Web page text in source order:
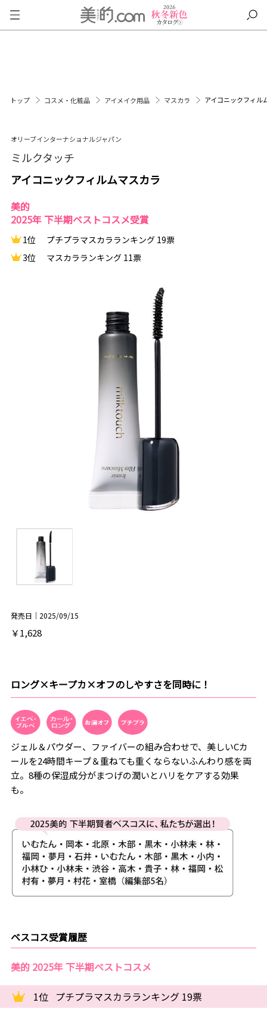
トップ コスメ・化粧品 アイメイク用品 マスカラ アイコニックフィル
オリーブインターナショナルジャパン
ミルクタッチ
アイコニックフィルムマスカラ
美的
2025年 下半期ベストコスメ受賞
1位
プチプラマスカラランキング 19票
3位
マスカラランキング 11票
発売日｜2025/09/15
￥1,628
ロング×キープカ×オフのしやすさを同時に！
ジェル＆パウダー、ファイバーの組み合わせで、美しいCカ
ールを24時間キープ＆重ねても重くならないふんわり感を両
立。8種の保湿成分がまつげの潤いとハリをケアする効果
も。
ベスコス受賞履歴
美的 2025年 下半期ベストコスメ
1位 プチプラマスカラランキング 19票